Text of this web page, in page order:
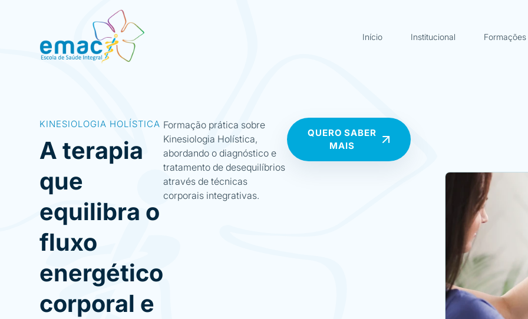
Início Institucional Formações
KINESIOLOGIA HOLÍSTICA
A terapia
que
equilibra o
fluxo
energético
corporal e
Formação prática sobre
Kinesiologia Holística,
abordando o diagnóstico e
tratamento de desequilíbrios
através de técnicas
corporais integrativas.
QUERO SABER
MAIS